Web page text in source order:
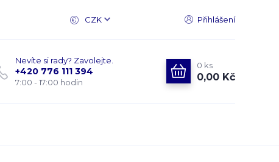
CZK Přihlášení
Nevíte si rady? Zavolejte.
+420 776 111 394
7:00 - 17:00 hodin
0 ks
0,00 Kč